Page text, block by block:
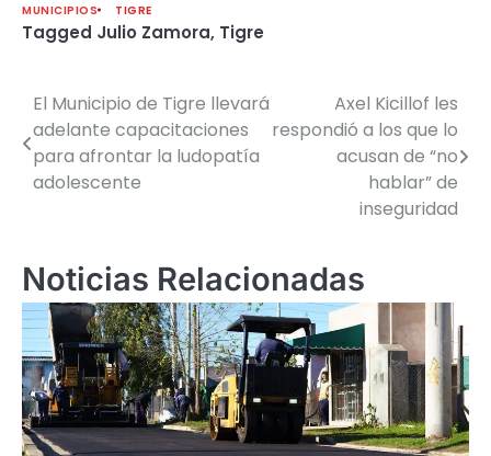
MUNICIPIOS
TIGRE
Tagged Julio Zamora, Tigre
Navegación
de
entradas
El Municipio de Tigre llevará
adelante capacitaciones
para afrontar la ludopatía
adolescente
Axel Kicillof les
respondió a los que lo
acusan de “no
hablar” de
inseguridad
Noticias Relacionadas